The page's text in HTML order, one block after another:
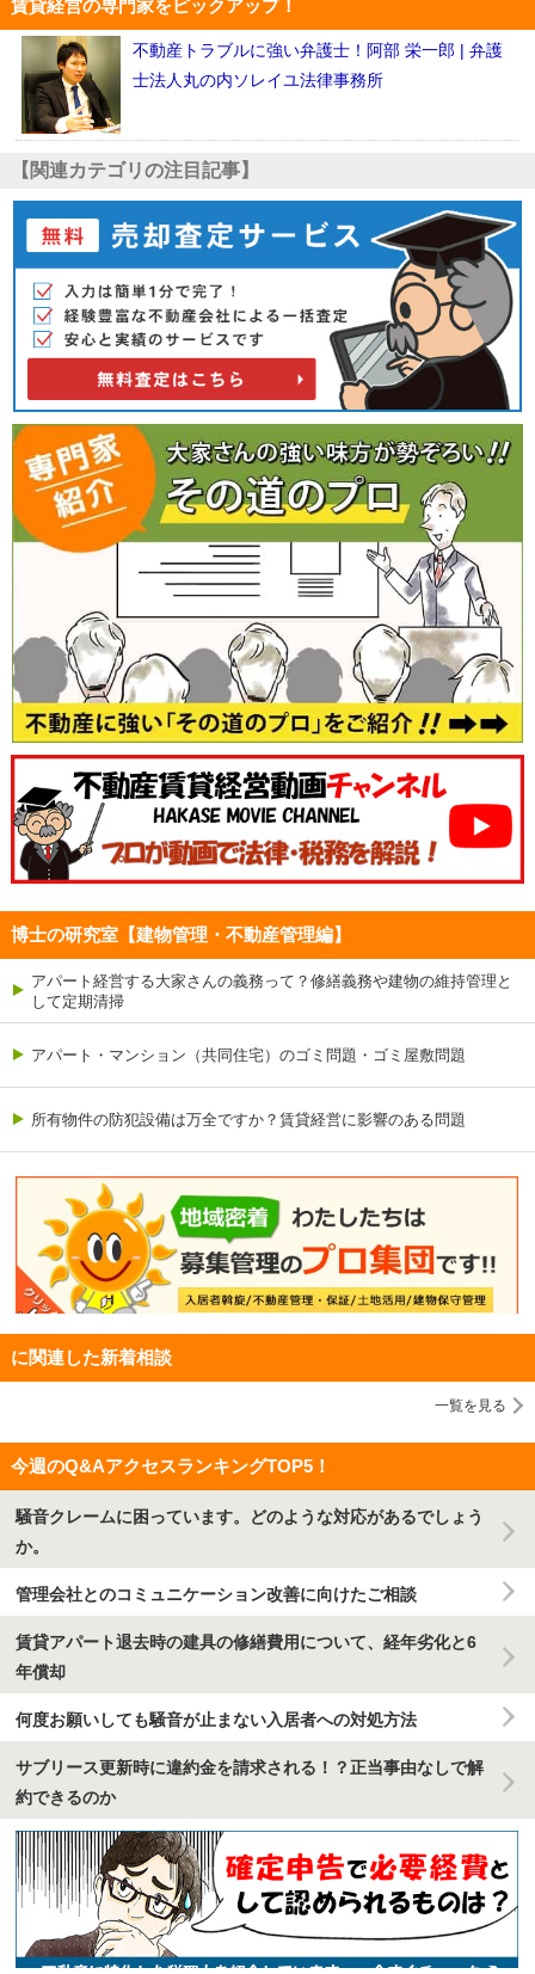
賃貸経営の専門家をピックアップ！
不動産トラブルに強い弁護士！阿部 栄一郎 | 弁護
士法人丸の内ソレイユ法律事務所
【関連カテゴリの注目記事】
博士の研究室【建物管理・不動産管理編】
アパート経営する大家さんの義務って？修繕義務や建物の維持管理と
して定期清掃
アパート・マンション（共同住宅）のゴミ問題・ゴミ屋敷問題
所有物件の防犯設備は万全ですか？賃貸経営に影響のある問題
に関連した新着相談
一覧を見る
今週のQ&AアクセスランキングTOP5！
騒音クレームに困っています。どのような対応があるでしょう
か。
管理会社とのコミュニケーション改善に向けたご相談
賃貸アパート退去時の建具の修繕費用について、経年劣化と6
年償却
何度お願いしても騒音が止まない入居者への対処方法
サブリース更新時に違約金を請求される！？正当事由なしで解
約できるのか